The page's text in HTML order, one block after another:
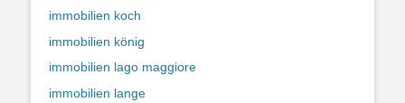
immobilien koch
immobilien könig
immobilien lago maggiore
immobilien lange